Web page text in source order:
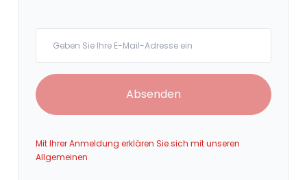
Absenden
Mit Ihrer Anmeldung erklären Sie sich mit unseren
Allgemeinen